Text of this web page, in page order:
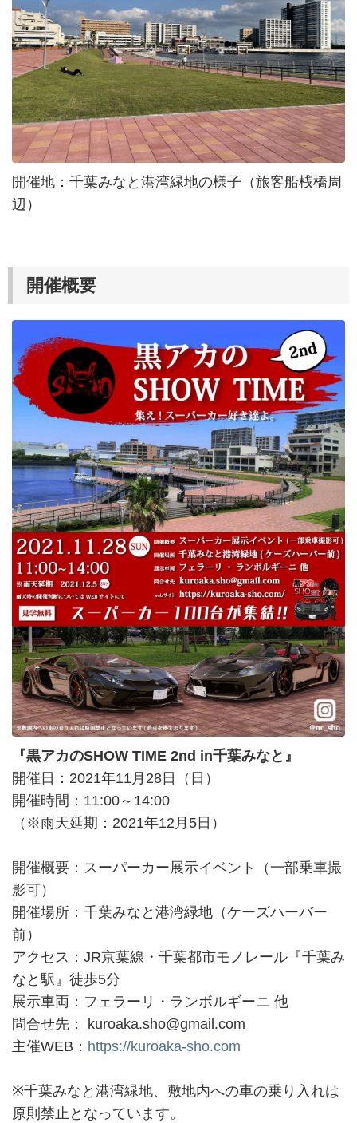
開催地：千葉みなと港湾緑地の様子（旅客船桟橋周
辺）
開催概要
『黒アカのSHOW TIME 2nd in千葉みなと』
開催日：2021年11月28日（日）
開催時間：11:00～14:00
（※雨天延期：2021年12月5日）
開催概要：スーパーカー展示イベント（一部乗車撮
影可）
開催場所：千葉みなと港湾緑地（ケーズハーバー
前）
アクセス：JR京葉線・千葉都市モノレール『千葉み
なと駅』徒歩5分
展示車両：フェラーリ・ランボルギーニ 他
問合せ先： kuroaka.sho@gmail.com
主催WEB： https://kuroaka-sho.com
※千葉みなと港湾緑地、敷地内への車の乗り入れは
原則禁止となっています。